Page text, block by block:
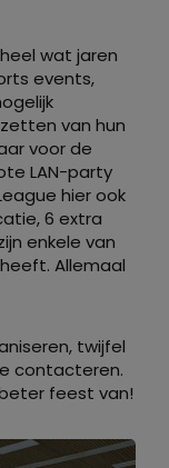
wat jaren
events,
van hun
voor de
LAN-party
hier ook
6 extra
enkele van
Allemaal
twijfel
contacteren.
feest van!